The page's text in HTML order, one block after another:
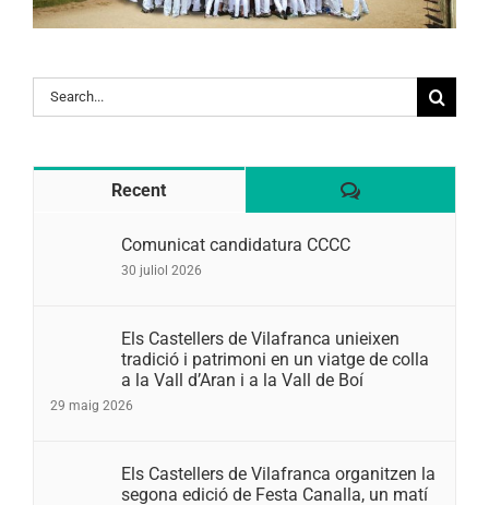
Search
for:
Recent Comentaris
Comunicat candidatura CCCC
30 juliol 2026
Els Castellers de Vilafranca unieixen
tradició i patrimoni en un viatge de colla
a la Vall d’Aran i a la Vall de Boí
29 maig 2026
Els Castellers de Vilafranca organitzen la
segona edició de Festa Canalla, un matí